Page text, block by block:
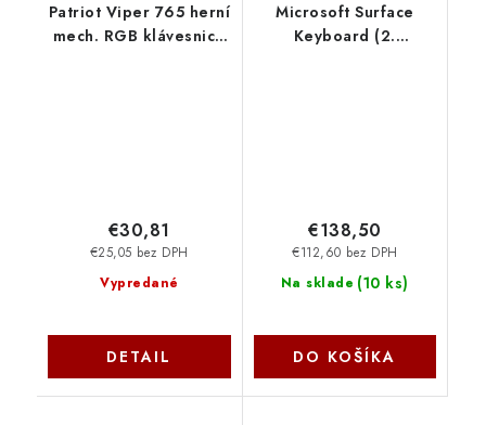
Patriot Viper 765 herní
mech. RGB klávesnice
Vypredané
€25,05 bez DPH
€30,81
DETAIL
Microsoft Surface
Keyboard (2.
Na sklade (10 ks)
€112,60 bez DPH
€138,50
DO KOŠÍKA